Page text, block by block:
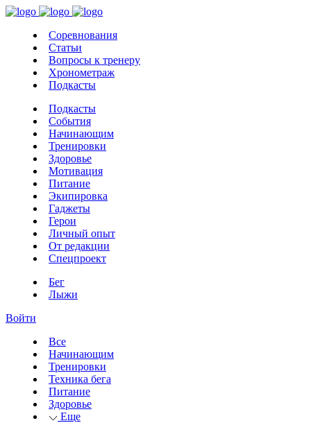
Соревнования
Статьи
Вопросы к тренеру
Хронометраж
Подкасты
Подкасты
События
Начинающим
Тренировки
Здоровье
Мотивация
Питание
Экипировка
Гаджеты
Герои
Личный опыт
От редакции
Спецпроект
Бег
Лыжи
Войти
Все
Начинающим
Тренировки
Техника бега
Питание
Здоровье
Еще